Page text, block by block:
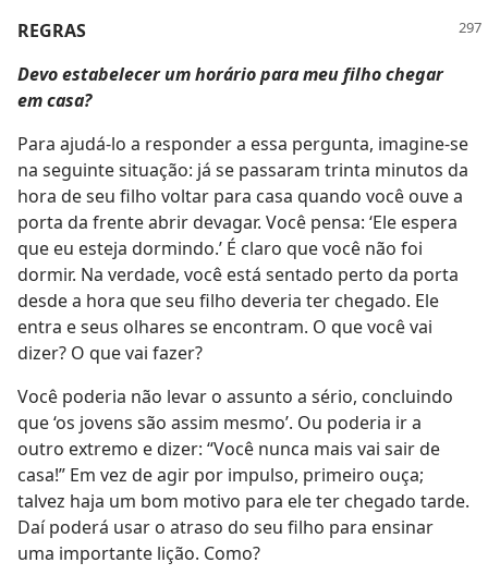
REGRAS
Devo estabelecer um horário para meu filho chegar
em casa?
Para ajudá-lo a responder a essa pergunta, imagine-se
na seguinte situação: já se passaram trinta minutos da
hora de seu filho voltar para casa quando você ouve a
porta da frente abrir devagar. Você pensa: ‘Ele espera
que eu esteja dormindo.’ É claro que você não foi
dormir. Na verdade, você está sentado perto da porta
desde a hora que seu filho deveria ter chegado. Ele
entra e seus olhares se encontram. O que você vai
dizer? O que vai fazer?
Você poderia não levar o assunto a sério, concluindo
que ‘os jovens são assim mesmo’. Ou poderia ir a
outro extremo e dizer: “Você nunca mais vai sair de
casa!” Em vez de agir por impulso, primeiro ouça;
talvez haja um bom motivo para ele ter chegado tarde.
Daí poderá usar o atraso do seu filho para ensinar
uma importante lição. Como?